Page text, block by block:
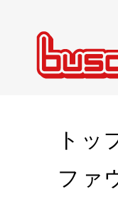
トッ
ファ